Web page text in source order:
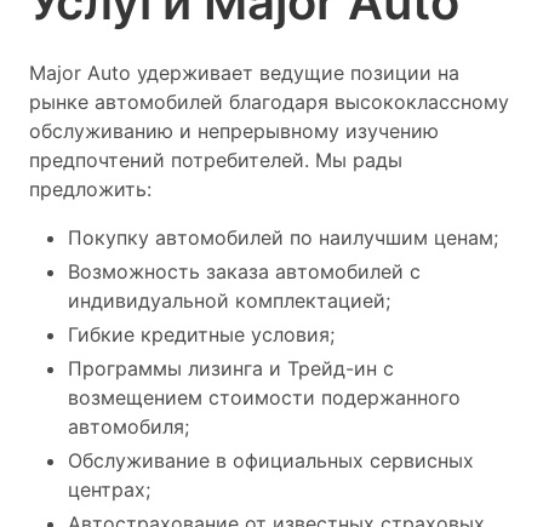
Major Auto удерживает ведущие позиции на
рынке автомобилей благодаря высококлассному
обслуживанию и непрерывному изучению
предпочтений потребителей. Мы рады
предложить:
Покупку автомобилей по наилучшим ценам;
Возможность заказа автомобилей с
индивидуальной комплектацией;
Гибкие кредитные условия;
Программы лизинга и Трейд-ин с
возмещением стоимости подержанного
автомобиля;
Обслуживание в официальных сервисных
центрах;